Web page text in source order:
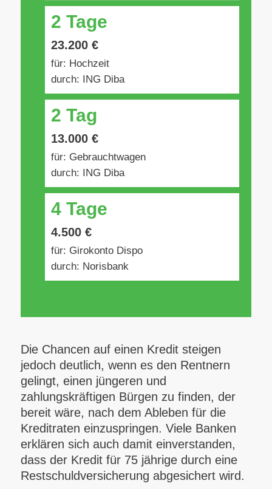
2 Tage
23.200 €
für: Hochzeit
durch: ING Diba
2 Tag
13.000 €
für: Gebrauchtwagen
durch: ING Diba
4 Tage
4.500 €
für: Girokonto Dispo
durch: Norisbank
Die Chancen auf einen Kredit steigen
jedoch deutlich, wenn es den Rentnern
gelingt, einen jüngeren und
zahlungskräftigen Bürgen zu finden, der
bereit wäre, nach dem Ableben für die
Kreditraten einzuspringen. Viele Banken
erklären sich auch damit einverstanden,
dass der Kredit für 75 jährige durch eine
Restschuldversicherung abgesichert wird.